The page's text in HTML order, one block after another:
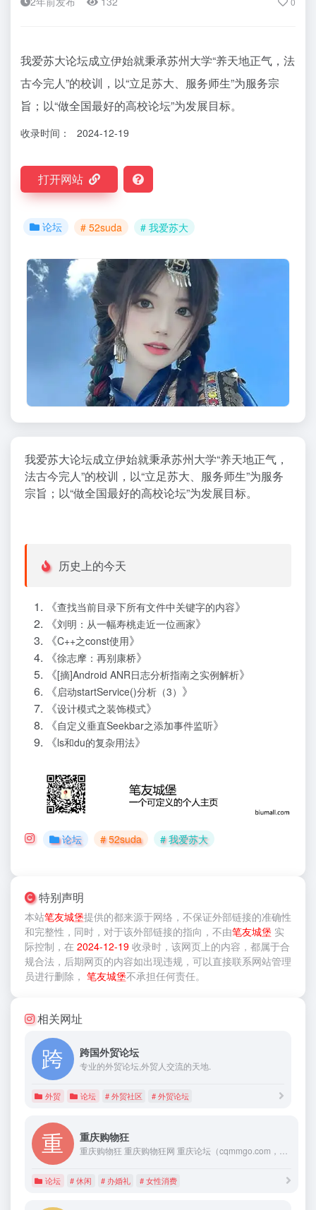
我爱苏大论坛成立伊始就秉承苏州大学“养天地正气，法
古今完人”的校训，以“立足苏大、服务师生”为服务宗
旨；以“做全国最好的高校论坛”为发展目标。
收录时间： 2024-12-19
打开网站
论坛 # 52suda # 我爱苏大
我爱苏大论坛成立伊始就秉承苏州大学“养天地正气，
法古今完人”的校训，以“立足苏大、服务师生”为服务
宗旨；以“做全国最好的高校论坛”为发展目标。
历史上的今天
《查找当前目录下所有文件中关键字的内容》
《刘明：从一幅寿桃走近一位画家》
《C++之const使用》
《徐志摩：再别康桥》
《[摘]Android ANR日志分析指南之实例解析》
《启动startService()分析（3） 》
《设计模式之装饰模式》
《自定义垂直Seekbar之添加事件监听》
《ls和du的复杂用法》
论坛 # 52suda # 我爱苏大
特别声明
本站笔友城堡提供的都来源于网络，不保证外部链接的准确性
和完整性，同时，对于该外部链接的指向，不由笔友城堡 实
际控制，在 2024-12-19 收录时，该网页上的内容，都属于合
规合法，后期网页的内容如出现违规，可以直接联系网站管理
员进行删除， 笔友城堡不承担任何责任。
相关网址
跨国外贸论坛
专业的外贸论坛,外贸人交流的天地.
外贸 论坛 # 外贸社区 # 外贸论坛
重庆购物狂
重庆购物狂 重庆购物狂网 重庆论坛（cqmmgo.com，备用域名www.lianglukou.com、www.baibaiyu.com），起源于重庆第一家本土购物、打折交流论坛——重庆购物狂论坛，属于重庆本土化的都市生活消费信息类网站，包含购物、婚庆、美食、休闲、文化、运动、女性消费等一切跟生活消费有关的内容。目前重庆购物狂已经成为重庆最具人气的生活消费社区，为年轻人购物、美食、娱乐等消费行为提供了重要的参考与指导
论坛 # 休闲 # 办婚礼 # 女性消费